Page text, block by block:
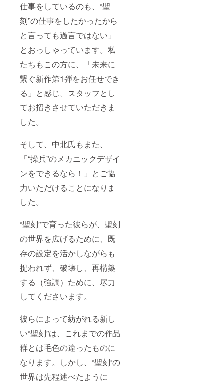
仕事をしているのも、“聖
刻”の仕事をしたかったから
と言っても過言ではない」
とおっしゃっています。私
たちもこの方に、「未来に
繋ぐ新作第1弾をお任せでき
る」と感じ、スタッフとし
てお招きさせていただきま
した。
そして、中北氏もまた、
「“操兵”のメカニックデザイ
ンをできるなら！」とご協
力いただけることになりま
した。
“聖刻”で育った彼らが、聖刻
の世界を広げるために、既
存の設定を活かしながらも
捉われず、破壊し、再構築
する（強調）ために、尽力
してくださいます。
彼らによって紡がれる新し
い“聖刻”は、これまでの作品
群とは毛色の違ったものに
なります。しかし、“聖刻”の
世界は先程述べたように